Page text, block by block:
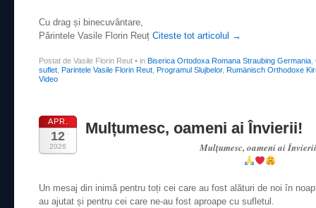
Cu drag și binecuvântare,
Părintele Vasile Florin Reuț Citeste tot articolul →
Postat de Vasile Florin Reut • in Biserica Ortodoxa Romana Straubing Germania
suflet Parintele Vasile Florin Reut Programul Slujbelor, Rumänisch Orthodoxe
Video
APR.
12
2026
Mulțumesc, oameni ai Învierii!
Mulțumesc, oameni ai
Un mesaj din inimă pentru toți cei care au fost alături de noi în
au ajutat și pentru cei care ne-au fost aproape cu sufletul.